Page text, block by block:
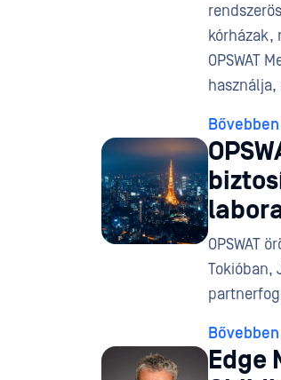
kórházak,
OPSWAT
Bővebben
OPSWAT
Tokióban,
Bővebben
Edge